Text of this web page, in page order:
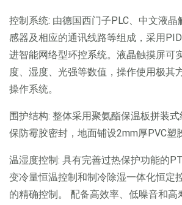
控制系统: 由德国西门子PLC、中文液
感器及相应的通讯线路等组成，采用
进智能网络型环控系统。液晶触摸屏可
度、湿度、光强等数值，操作使用极其
操作系统。
围护结构: 整体采用聚氨酯保温板拼装
保防霉胶密封，地面铺设2mm厚PVC塑
温湿度控制: 具有完善过热保护功能的
变冷量恒温控制和制冷除湿一体化恒定
的精确控制。 配备高效率、低噪音和高